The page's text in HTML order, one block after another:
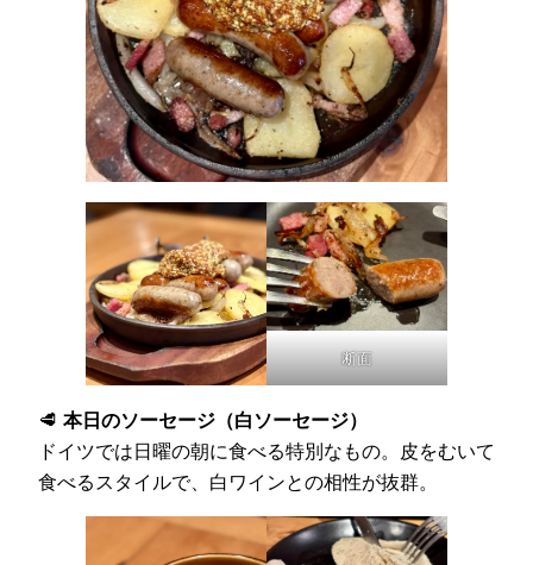
断面
🥩 本日のソーセージ（白ソーセージ）
ドイツでは日曜の朝に食べる特別なもの。皮をむいて
食べるスタイルで、白ワインとの相性が抜群。